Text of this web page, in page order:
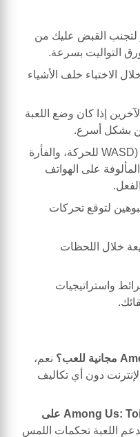
لتجنب القبض عليك من
التواليت بسرعة.
الاختباء خلف الأشياء
إذا كان وضع اللعبة
بشكل أسرع.
اتقن تحكمات لوحة المفاتيح (WASD للحركة، والفأرة
على الهواتف
لتوقع تحركات
خلال اللحظات
واستراتيجيات
نعم،
دون أي تكاليف
هل يمكنني لعب Among Us: Toilet Paper على
تدعم اللعبة تحكمات اللمس